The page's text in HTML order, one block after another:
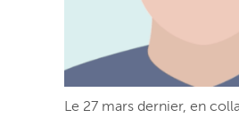
Le 27 mars dernier, en